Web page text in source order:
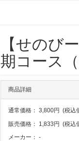
【せのび
期コース（
商品詳細
通常価格： 3,800円 (税込
販売価格：
1,833円 (税込
メーカー： -